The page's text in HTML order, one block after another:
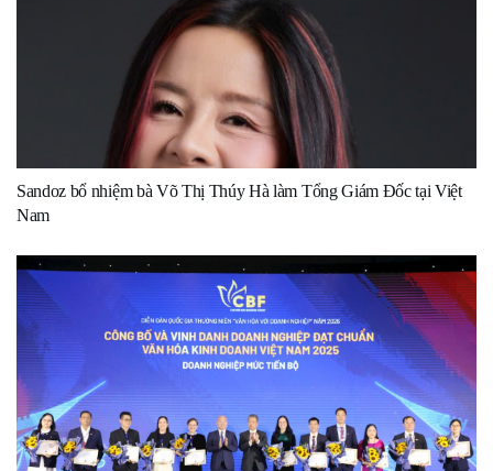
Sandoz bổ nhiệm bà Võ Thị Thúy Hà làm Tổng Giám Đốc tại Việt
Nam